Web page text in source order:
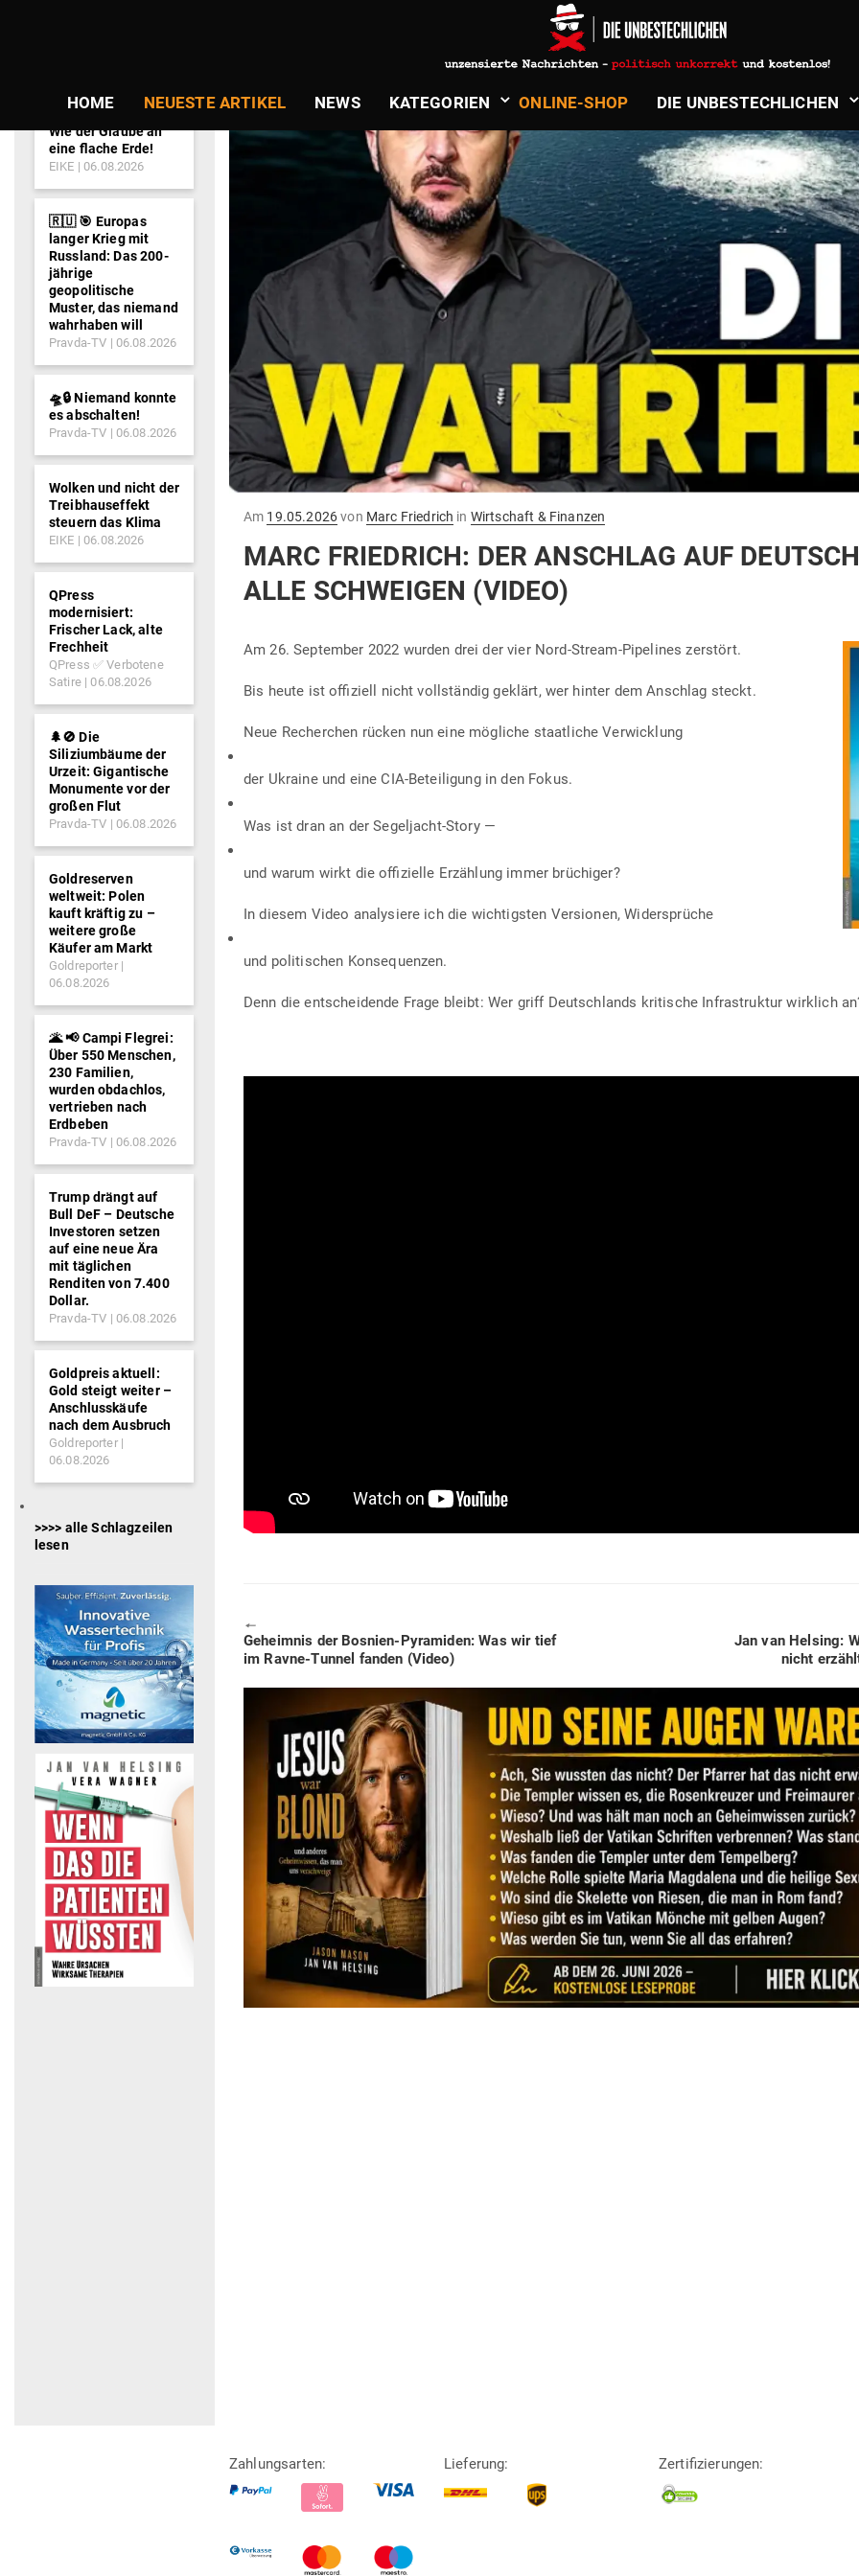
HOME NEUESTE ARTIKEL NEWS KATE­GORIEN ONLINE-SHOP DIE UNBE­STECH­LICHEN
Am Gepostet
19.05.2026von Marc Friedrich in Wirtschaft & Finanzen
MARC FRIEDRICH: DER ANSCHLAG AUF
ALLE SCHWEIGEN (VIDEO)
Am 26. Sep­tember 2022 wurden drei der vier Nord-Stream-Pipe­lines zerstört.
Bis heute ist offi­ziell nicht voll­ständig geklärt, wer hinter dem Anschlag steckt.
Neue Recherchen rücken nun eine mög­liche staat­liche Verwicklung
der Ukraine und eine CIA-Betei­ligung in den Fokus.
Was ist dran an der Segeljacht-Story —
und warum wirkt die offi­zielle Erzählung immer brüchiger?
In diesem Video ana­ly­siere ich die wich­tigsten Ver­sionen, Widersprüche
und poli­ti­schen Konsequenzen.
Denn die ent­schei­dende Frage bleibt: Wer griff Deutsch­lands kri­tische Infra­struktur wirklich
🠔
Previous
post:
Geheimnis der Bosnien-Pyra­miden: Was wir tief
im Ravne-Tunnel fanden (Video)
Next
Jan van Helsing:
nicht
Wie der Glaube an
eine flache Erde!
EIKE 06.08.2026
🇷🇺 🎯 Europas
langer Krieg mit
Russland: Das 200-
jährige
geopolitische
Muster, das niemand
wahrhaben will
Pravda-TV 06.08.2026
🛸🔒 Niemand konnte
es abschalten!
Pravda-TV 06.08.2026
Wolken und nicht der
Treibhauseffekt
steuern das Klima
EIKE 06.08.2026
QPress
modernisiert:
Frischer Lack, alte
Frechheit
QPress ✅ Verbotene
Satire
06.08.2026
🌲🚫 Die
Siliziumbäume der
Urzeit: Gigantische
Monumente vor der
großen Flut
Pravda-TV 06.08.2026
Goldreserven
weltweit: Polen
kauft kräftig zu –
weitere große
Käufer am Markt
Goldreporter
06.08.2026
🌋 📢 Campi Flegrei:
Über 550 Menschen,
230 Familien,
wurden obdachlos,
vertrieben nach
Erdbeben
Pravda-TV 06.08.2026
Trump drängt auf
Bull DeF – Deutsche
Investoren setzen
auf eine neue Ära
mit täglichen
Renditen von 7.400
Dollar.
Pravda-TV 06.08.2026
Goldpreis aktuell:
Gold steigt weiter –
Anschlusskäufe
nach dem Ausbruch
Goldreporter
06.08.2026
>>>> alle Schlagzeilen
lesen
Zahlungsarten: Lieferung: Zertifizierungen: